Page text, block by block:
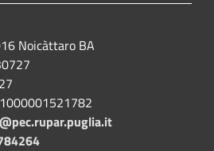
Noicàttaro BA